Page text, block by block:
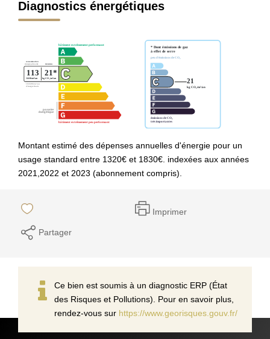
Diagnostics énergétiques
Montant estimé des dépenses annuelles d'énergie pour un
usage standard entre 1320€ et 1830€. indexées aux années
2021,2022 et 2023 (abonnement compris).
Imprimer
Partager
Ce bien est soumis à un diagnostic ERP (État
des Risques et Pollutions). Pour en savoir plus,
rendez-vous sur https://www.georisques.gouv.fr/